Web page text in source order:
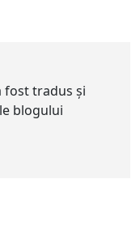
fost tradus și
blogului